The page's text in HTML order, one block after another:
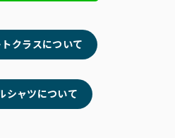
クラスについて
シャツについて